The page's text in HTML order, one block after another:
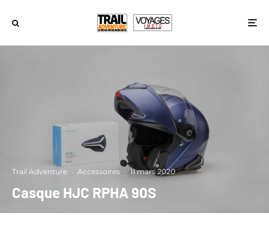
Trail Adventure · Accessoires · 11 mars 2020
Casque HJC RPHA 90S